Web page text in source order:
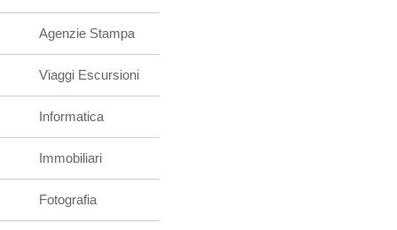
Agenzie Stampa
Viaggi Escursioni
Informatica
Immobiliari
Fotografia